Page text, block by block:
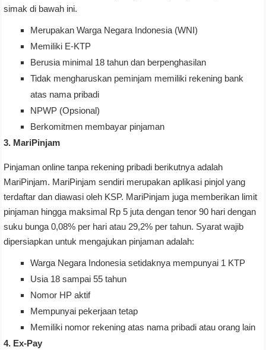
simak di bawah ini.
Merupakan Warga Negara Indonesia (WNI)
Memiliki E-KTP
Berusia minimal 18 tahun dan berpenghasilan
Tidak mengharuskan peminjam memiliki rekening bank
atas nama pribadi
NPWP (Opsional)
Berkomitmen membayar pinjaman
3. MariPinjam
Pinjaman online tanpa rekening pribadi berikutnya adalah
MariPinjam. MariPinjam sendiri merupakan aplikasi pinjol yang
terdaftar dan diawasi oleh KSP. MariPinjam juga memberikan limit
pinjaman hingga maksimal Rp 5 juta dengan tenor 90 hari dengan
suku bunga 0,08% per hari atau 29,2% per tahun. Syarat wajib
dipersiapkan untuk mengajukan pinjaman adalah:
Warga Negara Indonesia setidaknya mempunyai 1 KTP
Usia 18 sampai 55 tahun
Nomor HP aktif
Mempunyai pekerjaan tetap
Memiliki nomor rekening atas nama pribadi atau orang lain
4. Ex-Pay